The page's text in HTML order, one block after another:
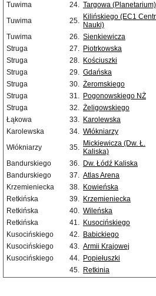
Tuwima
24. Targowa (Planetarium)
Tuwima
25. Kilińskiego (EC1
Nauki)
Tuwima 26. Sienkiewicza
Struga
27. Piotrkowska
Struga
28. Kościuszki
Struga
29. Gdańska
Struga
30. Żeromskiego
Struga
31. Pogonowskiego NŻ
Struga
32. Żeligowskiego
Łąkowa
33. Karolewska
Karolewska
34. Włókniarzy
Włókniarzy
35. Mickiewicza (Dw. Ł.
Kaliska)
Bandurskiego 36. Dw. Łódź Kaliska
Bandurskiego
37. Atlas Arena
Krzemieniecka
38. Kowieńska
Retkińska
39. Krzemieniecka
Retkińska
40. Wileńska
Retkińska
41. Kusocińskiego
Kusocińskiego
42. Babickiego
Kusocińskiego
43. Armii Krajowej
Kusocińskiego
44. Popiełuszki
45. Retkinia